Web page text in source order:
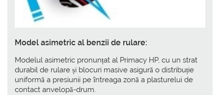
Model asimetric al benzii de rulare:
Modelul asimetric pronunțat al Primacy HP, cu un strat
durabil de rulare și blocuri masive asigură o distribuție
uniformă a presiunii pe întreaga zonă a plasturelui de
contact anvelopă-drum.